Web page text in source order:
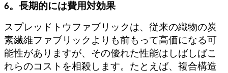
6。長期的には費用対効果
スプレッドトウファブリックは、従来の織物の炭
素繊維ファブリックよりも前もって高価になる可
能性がありますが、その優れた性能はしばしばこ
れらのコストを相殺します。たとえば、複合構造